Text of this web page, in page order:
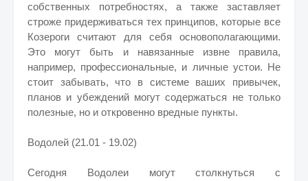
собственных потребностях, а также заставляет
строже придерживаться тех принципов, которые все
Козероги считают для себя основополагающими.
Это могут быть и навязанные извне правила,
например, профессиональные, и личные устои. Не
стоит забывать, что в системе ваших привычек,
планов и убеждений могут содержаться не только
полезные, но и откровенно вредные пункты.
Водолей (21.01 - 19.02)
Сегодня Водолеи могут столкнуться с